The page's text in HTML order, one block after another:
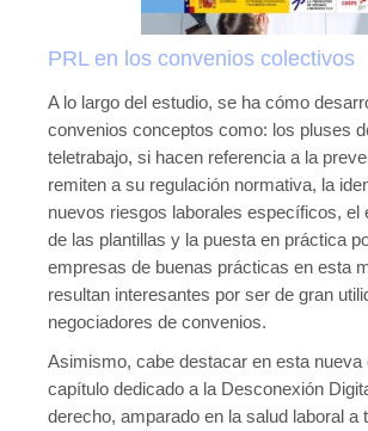
Novedades tecnicas
Formación
Acciones Formativas CGPSST
Otras acciones formativas
Ofertas
Ofertas de trabajo
Mándanos tu CV
Asociaciones
PRL en los convenios colectivos
A lo largo del estudio, se ha cómo
convenios conceptos como: los pluses
teletrabajo, si hacen referencia a la
remiten a su regulación normativa, la
nuevos riesgos laborales específicos, el
de las plantillas y la puesta en práctica
empresas de buenas prácticas en esta
resultan interesantes por ser de gran
negociadores de convenios.
Asimismo, cabe destacar en esta nueva
capítulo dedicado a la Desconexión
derecho, amparado en la salud laboral a